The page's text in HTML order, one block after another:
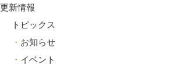
更新情報
トピックス
お知らせ
イベント